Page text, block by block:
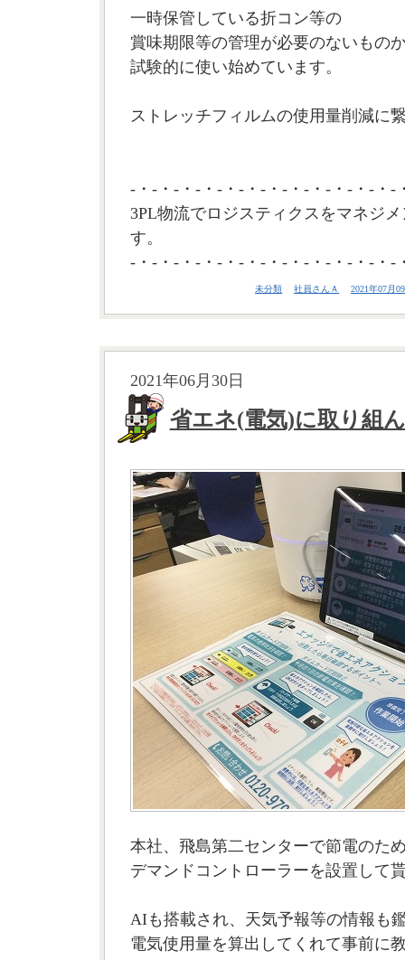
一時保管している折コン等の
賞味期限等の管理が必要のないもの
試験的に使い始めています。
ストレッチフィルムの使用量削減に
-・-・-・-・-・-・-・-・-・-・-・-・-
3PL物流でロジスティクスをマネジ
す。
-・-・-・-・-・-・-・-・-・-・-・-・-
未分類 社員さんＡ 2021年07月
2021年06月30日
省エネ(電気)に取り組
本社、飛島第二センターで節電のた
デマンドコントローラーを設置して
AIも搭載され、天気予報等の情報も
電気使用量を算出してくれて事前に